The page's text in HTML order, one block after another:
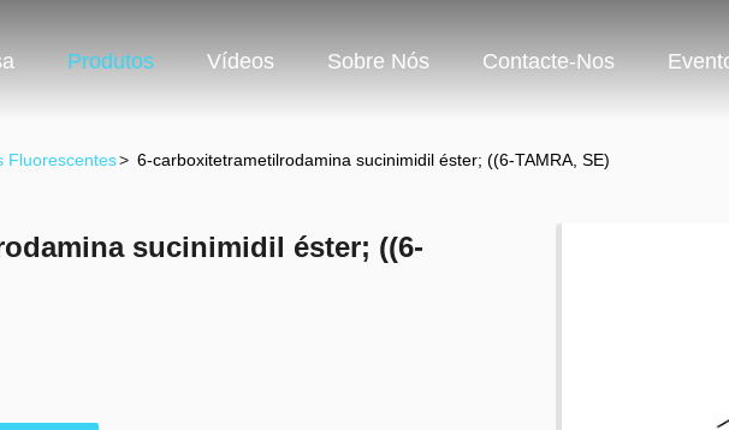
Produtos Vídeos Sobre Nós Contacte-Nos
Fluorescentes> 6-carboxitetrametilrodamina sucinimidil éster; ((6-TAMRA, SE)
sucinimidil éster; ((6-